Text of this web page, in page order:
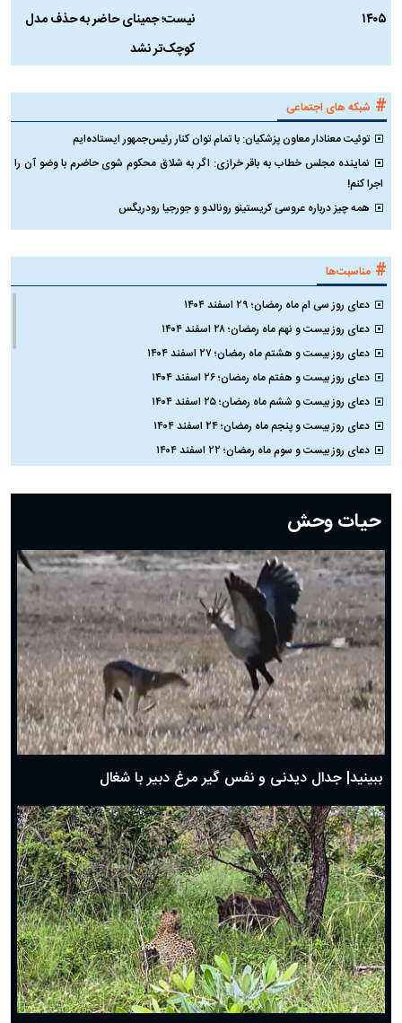
۱۴۰۵
نیست؛ جمینای حاضر به حذف مدل
کوچک‌تر نشد
# شبکه های اجتماعی
توئیت معنادار معاون پزشکیان: با تمام توان کنار رئیس‌جمهور ایستاده‌ایم
نماینده مجلس خطاب به باقر خرازی: اگر به شلاق محکوم شوی حاضرم با وضو آن را
اجرا کنم!
همه چیز درباره عروسی کریستینو رونالدو و جورجیا رودریگس
# مناسبت‌ها
دعای روز سی ام ماه رمضان؛ ۲۹ اسفند ۱۴۰۴
دعای روز بیست و نهم ماه رمضان؛ ۲۸ اسفند ۱۴۰۴
دعای روز بیست و هشتم ماه رمضان؛ ۲۷ اسفند ۱۴۰۴
دعای روز بیست و هفتم ماه رمضان؛ ۲۶ اسفند ۱۴۰۴
دعای روز بیست و ششم ماه رمضان؛ ۲۵ اسفند ۱۴۰۴
دعای روز بیست و پنجم ماه رمضان؛ ۲۴ اسفند ۱۴۰۴
دعای روز بیست و سوم ماه رمضان؛ ۲۲ اسفند ۱۴۰۴
دعای روز بیستم ماه رمضان؛ ۱۹ اسفند ۱۴۰۴
دعای روز هشتم ماه مبارک رمضان؛ ۷ اسفند ماه ۱۴۰۴
دعای روز هفتم ماه رمضان؛ ۶ اسفند ۱۴۰۴
دعای روز ششم ماه رمضان؛ ۵ اسفند ۱۴۰۴
دعای روز پنجم ماه رمضان؛ ۴ اسفند ۱۴۰۴
دعای روز چهارم ماه مبارک رمضان؛ ۳ اسفند ۱۴۰۴
دعای روز سوم ماه مبارک رمضان؛ ۱۴ اسفند ۱۴۰۴
دعای روز دوم ماه مبارک رمضان ۱ اسفند ماه ۱۴۰۴
دعای روز اول ماه مبارک رمضان، ۳۰ بهمن ۱۴۰۴
حضرت زینب(س) چگونه از دنیا رفت؟
بهترین پیامک تبریک روز پدر ۱۴۰۴؛ جملات زیبا و صمیمانه
حیات وحش
ببینید| جدال دیدنی و نفس گیر مرغ دبیر با شغال